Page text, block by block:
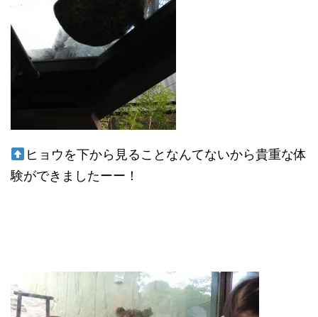
ヒョウを下から見ることなんてないから貴重な体
験ができましたーー！